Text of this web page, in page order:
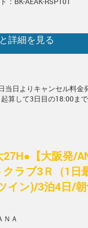
詳細を見る
当日よりキャンセル料金
算して3日目の18:00ま
【大阪発/
ラブ3Ｒ（1日
イン)/3泊4日/
ＮＡ